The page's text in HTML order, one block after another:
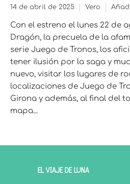
14 de abril de 2025 Vero
Con el estreno el lunes 22 de
Dragón, la precuela de la
serie Juego de Tronos, los
tener ilusión por la saga y
nuevo, visitar los lugares de
localizaciones de Juego de
Girona y además, al final del
mapa...
EL VIAJE DE LUNA